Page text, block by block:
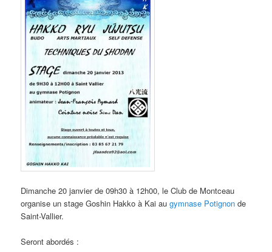
Dimanche 20 janvier de 09h30 à 12h00, le Club de Montceau
organise un stage Goshin Hakko à Kai augymnase Potignon de
Saint-Vallier.
Seront abordés :